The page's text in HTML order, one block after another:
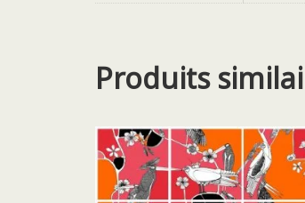
Produits